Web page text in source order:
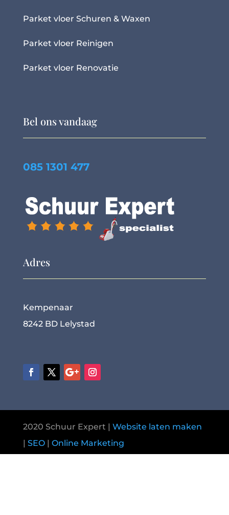
Parket vloer Schuren & Waxen
Parket vloer Reinigen
Parket vloer Renovatie
Bel ons vandaag
085 1301 477
Adres
Kempenaar
8242 BD Lelystad
2020 Schuur Expert | Website laten maken
| SEO| Online Marketing